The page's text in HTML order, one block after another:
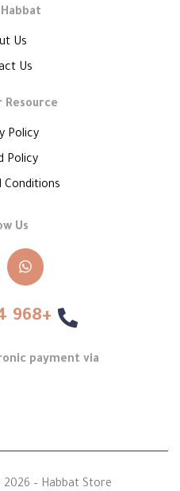
Us
Us
Resource
Policy
Policy
Conditions
Us
+968 9284 6418
payment via
– Habbat Store